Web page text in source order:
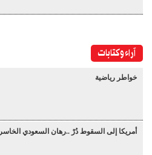
آراء وكتابات
خواطر رياضية
أمريكا إلى السقوط دُرْ ..رهان السعودي الخاسر